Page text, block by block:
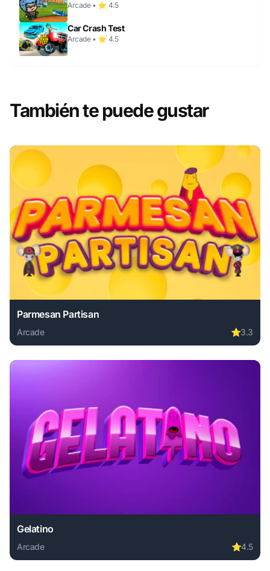
Arcade • ⭐ 4.5
Car Crash Test
Arcade • ⭐ 4.5
También te puede gustar
Parmesan Partisan
Arcade ⭐3.3
Play Parmesan Partisan online free. arcade game, no
Gelatino
Arcade ⭐4.5
Play Gelatino online free. arcade game, no download